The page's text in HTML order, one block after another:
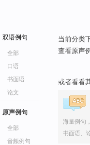
双语例句
全部
口语
书面语
论文
原声例句
全部
音频例句
当前分类
查看原声
或者看看
海量例句
书面语、